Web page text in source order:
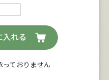
入れる
ておりません